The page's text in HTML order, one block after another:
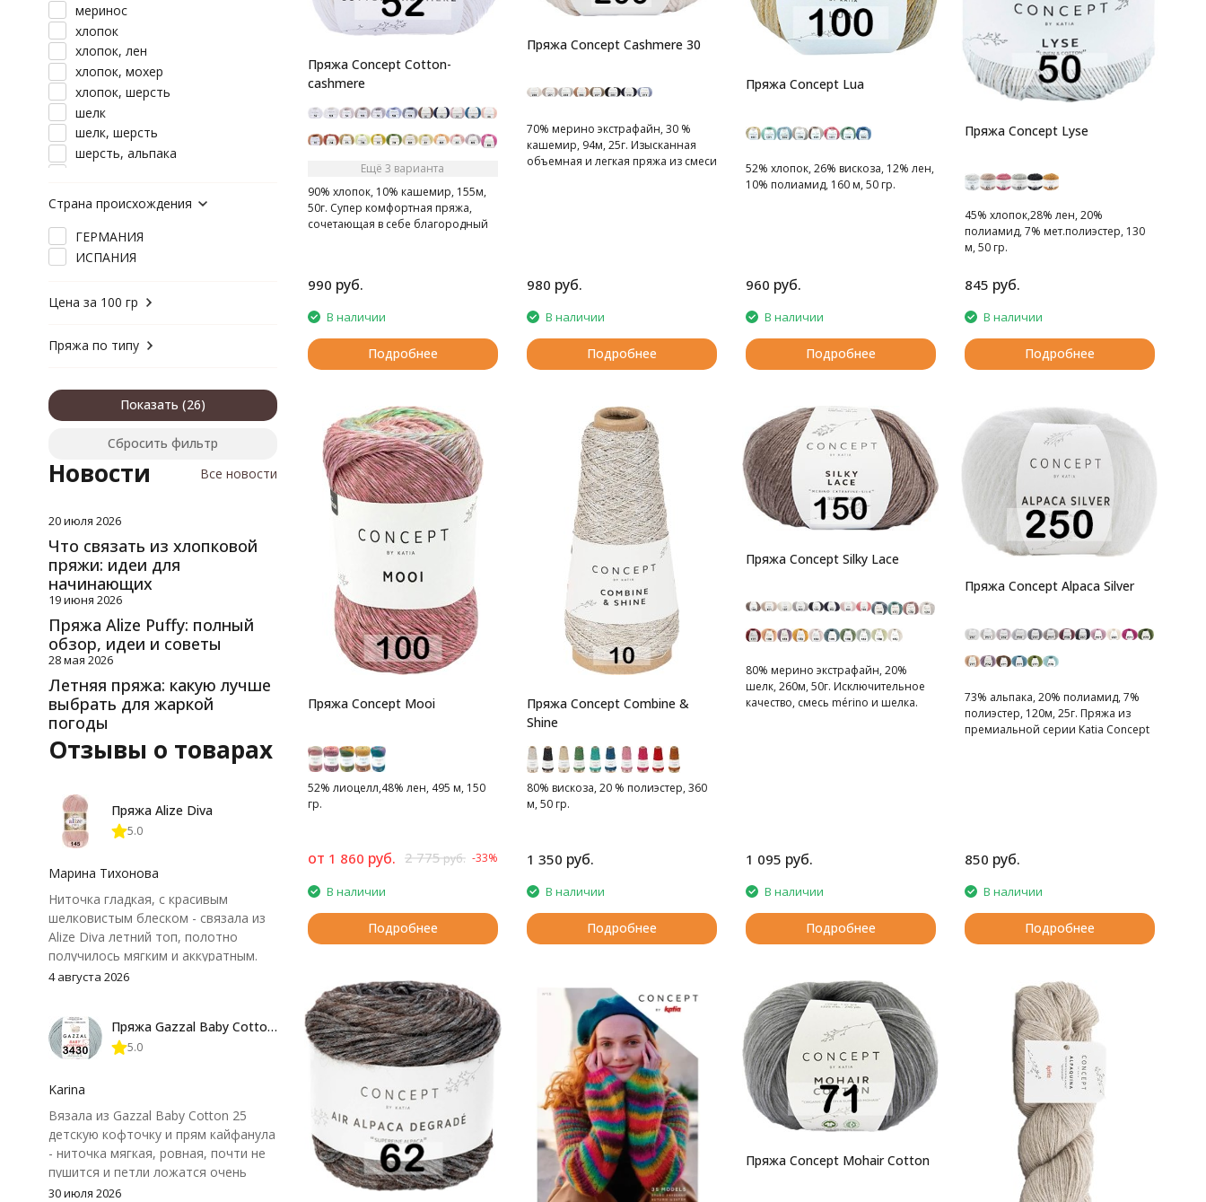
Пряжа Concept Cotton-
cashmere
Ещё 3 варианта
90% хлопок, 10% кашемир, 155м,
50г. Супер комфортная пряжа,
сочетающая в себе благородный
990 руб.
В наличии
Подробнее
Пряжа Concept Cashmere 30
70% мерино экстрафайн, 30 %
кашемир, 94м, 25г. Изысканная
объемная и легкая пряжа из смеси
980 руб.
В наличии
Подробнее
Пряжа Concept Lua
52% хлопок, 26% вискоза, 12% лен,
10% полиамид, 160 м, 50 гр.
960 руб.
В наличии
Подробнее
Пряжа Concept Lyse
45% хлопок,28% лен, 20%
полиамид, 7% мет.полиэстер, 130
м, 50 гр.
845 руб.
В наличии
Подробнее
Пряжа Concept Mooi
52% лиоцелл,48% лен, 495 м, 150
гр.
от 1 860 руб. 2 775руб. -33%
В наличии
Подробнее
Пряжа Concept Combine &
Shine
80% вискоза, 20 % полиэстер, 360
м, 50 гр.
1 350 руб.
В наличии
Подробнее
Пряжа Concept Silky Lace
80% мерино экстрафайн, 20%
шелк, 260м, 50г. Исключительное
качество, смесь mérino и шелка.
1 095 руб.
В наличии
Подробнее
Пряжа Concept Alpaca Silver
73% альпака, 20% полиамид, 7%
полиэстер, 120м, 25г. Пряжа из
премиальной серии Katia Concept
850 руб.
В наличии
Подробнее
Пряжа Concept Mohair Cotton
меринос
хлопок
хлопок, лен
хлопок, мохер
хлопок, шерсть
шелк
шелк, шерсть
шерсть, альпака
шерсть, хлопок
шерсть, шелк
Страна происхождения
ГЕРМАНИЯ
ИСПАНИЯ
Цена за 100 гр
Пряжа по типу
Показать
Сбросить фильтр
Новости Все новости
20 июля 2026
Что связать из хлопковой
пряжи: идеи для
начинающих
19 июня 2026
Пряжа Alize Puffy: полный
обзор, идеи и советы
28 мая 2026
Летняя пряжа: какую лучше
выбрать для жаркой
погоды
Отзывы о товарах
Пряжа Alize Diva
5.0
Марина Тихонова
Ниточка гладкая, с красивым
шелковистым блеском - связала из
Alize Diva летний топ, полотно
получилось мягким и аккуратным.
Петли хорошо видны, вяжется
нюанс - пряжа немного скользит и
иногда расслаивается, пришлось
крючок поудобнее.
4 августа 2026
Пряжа Gazzal Baby Cotton 25
5.0
Karina
Вязала из Gazzal Baby Cotton 25
детскую кофточку и прям кайфанула
- ниточка мягкая, ровная, почти не
пушится и петли ложатся очень
аккуратно. После стирки полотно
30 июля 2026